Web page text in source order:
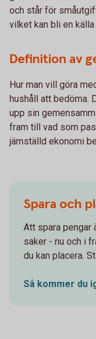
och står för
vilket kan bli en
Definition av
Hur man vill göra
hushåll att bedöma.
upp sin
fram till vad som
jämställd ekonomi
Spara och
Att spara pengar
saker - nu och i
du kan placera.
Så kommer du